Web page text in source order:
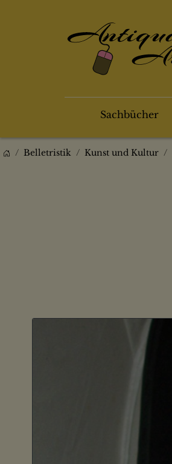
Sachbücher
Belletristik Kunst und Kultur